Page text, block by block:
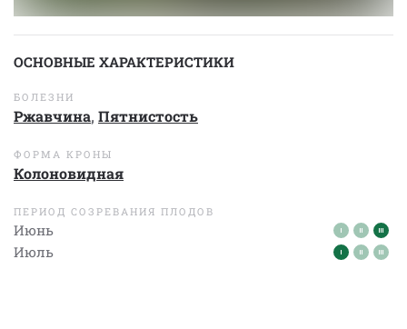
ОСНОВНЫЕ ХАРАКТЕРИСТИКИ
БОЛЕЗНИ
Ржавчина, Пятнистость
ФОРМА КРОНЫ
Колоновидная
ПЕРИОД СОЗРЕВАНИЯ ПЛОДОВ
Июнь
Июль